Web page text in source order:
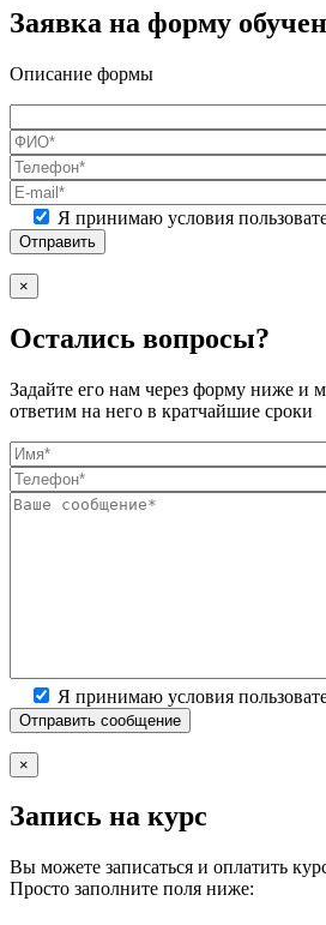
Заявка на форму
Описание формы
Я принимаю условия
×
Остались вопросы?
Задайте его нам через форму ниже и
ответим на него в кратчайшие сроки
Я принимаю условия
×
Запись на курс
Вы можете записаться и оплатить
Просто заполните поля ниже: